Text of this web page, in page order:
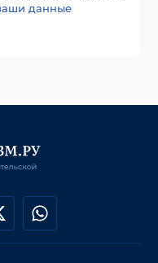
данные